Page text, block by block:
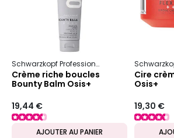
Schwarzkopf Professional Boucles
Crème riche boucles
Bounty Balm Osis+
19,44 €
AJOUTER AU PANIER
Cire
Osis+
19,30 €